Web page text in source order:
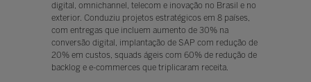
digital, omnichannel, telecom e inovação no Brasil e no
exterior. Conduziu projetos estratégicos em 8 países,
com entregas que incluem aumento de 30% na
conversão digital, implantação de SAP com redução de
20% em custos, squads ágeis com 60% de redução de
backlog e e-commerces que triplicaram receita.